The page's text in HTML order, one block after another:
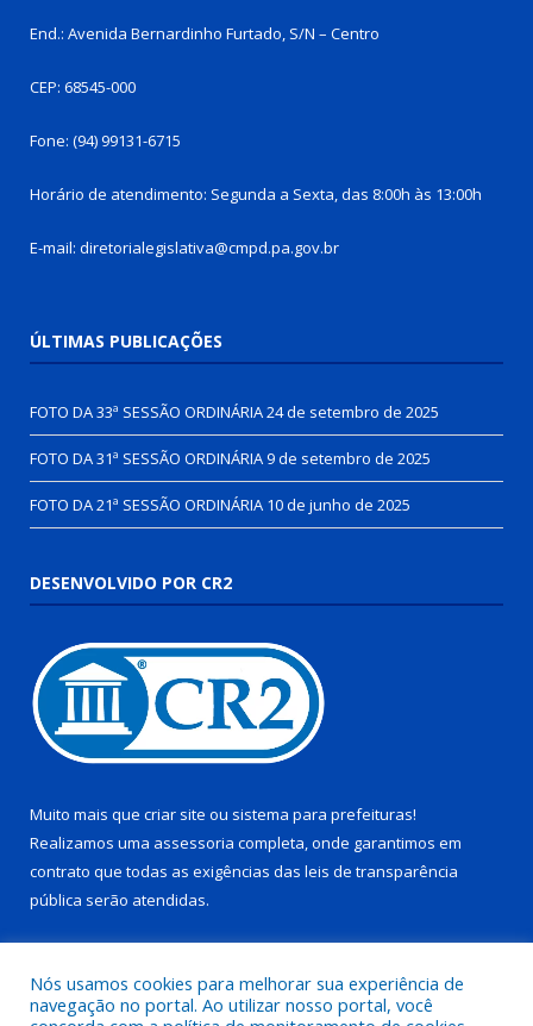
End.: Avenida Bernardinho Furtado, S/N – Centro
CEP: 68545-000
Fone: (94) 99131-6715
Horário de atendimento: Segunda a Sexta, das 8:00h às 13:00h
E-mail: diretorialegislativa@cmpd.pa.gov.br
ÚLTIMAS PUBLICAÇÕES
FOTO DA 33ª SESSÃO ORDINÁRIA24 de setembro de 2025
FOTO DA 31ª SESSÃO ORDINÁRIA9 de setembro de 2025
FOTO DA 21ª SESSÃO ORDINÁRIA 10 de junho de 2025
DESENVOLVIDO POR CR2
Muito mais que criar site ou sistema para prefeituras!
Realizamos uma assessoria completa, onde garantimos em
contrato que todas as exigências das leis de transparência
pública serão atendidas.
Nós usamos cookies para melhorar sua experiência de
navegação no portal. Ao utilizar nosso portal, você